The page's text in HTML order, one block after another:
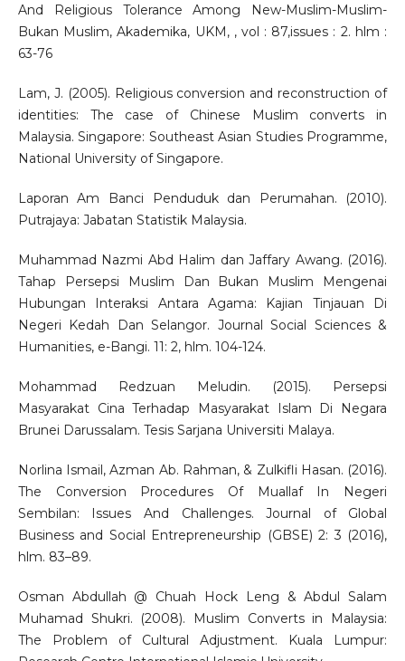
And Religious Tolerance Among New-Muslim-Muslim-
Bukan Muslim, Akademika, UKM, , vol : 87,issues : 2. hlm :
63-76
Lam, J. (2005). Religious conversion and reconstruction of
identities: The case of Chinese Muslim converts in
Malaysia. Singapore: Southeast Asian Studies Programme,
National University of Singapore.
Laporan Am Banci Penduduk dan Perumahan. (2010).
Putrajaya: Jabatan Statistik Malaysia.
Muhammad Nazmi Abd Halim dan Jaffary Awang. (2016).
Tahap Persepsi Muslim Dan Bukan Muslim Mengenai
Hubungan Interaksi Antara Agama: Kajian Tinjauan Di
Negeri Kedah Dan Selangor. Journal Social Sciences &
Humanities, e-Bangi. 11: 2, hlm. 104-124.
Mohammad Redzuan Meludin. (2015). Persepsi
Masyarakat Cina Terhadap Masyarakat Islam Di Negara
Brunei Darussalam. Tesis Sarjana Universiti Malaya.
Norlina Ismail, Azman Ab. Rahman, & Zulkifli Hasan. (2016).
The Conversion Procedures Of Muallaf In Negeri
Sembilan: Issues And Challenges. Journal of Global
Business and Social Entrepreneurship (GBSE) 2: 3 (2016),
hlm. 83–89.
Osman Abdullah @ Chuah Hock Leng & Abdul Salam
Muhamad Shukri. (2008). Muslim Converts in Malaysia:
The Problem of Cultural Adjustment. Kuala Lumpur: